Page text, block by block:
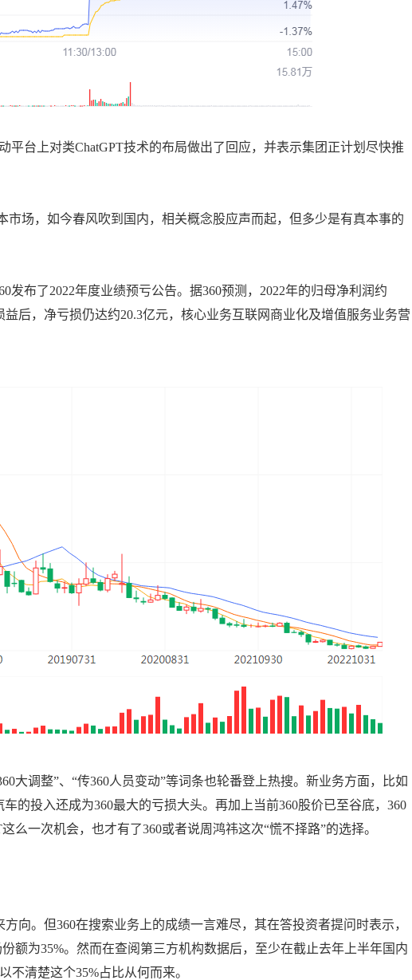
平台上对类ChatGPT技术的布局做出了回应，并表示集团正计划尽快推
市场，如今春风吹到国内，相关概念股应声而起，但多少是有真本事的
发布了2022年度业绩预亏公告。据360预测，2022年的归母净利润约
后，净亏损仍达约20.3亿元，核心业务互联网商业化及增值服务业务营
大调整”、“传360人员变动”等词条也轮番登上热搜。新业务方面，比如
的投入还成为360最大的亏损大头。再加上当前360股价已至谷底，360
么一次机会，也才有了360或者说周鸿祎这次“慌不择路”的选择。
向。但360在搜索业务上的成绩一言难尽，其在答投资者提问时表示，
额为35%。然而在查阅第三方机构数据后，至少在截止去年上半年国内
不清楚这个35%占比从何而来。